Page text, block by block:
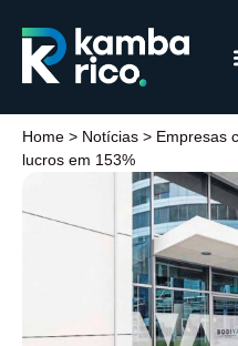
Home > Notícias > Empresas
lucros em 153%